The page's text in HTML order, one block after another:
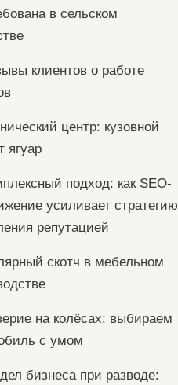
в сельском
клиентов о работе
центр: кузовной
ягуар
подход: как SEO-
усиливает стратегию
репутацией
скотч в мебельном
на колёсах: выбираем
с умом
бизнеса при разводе: